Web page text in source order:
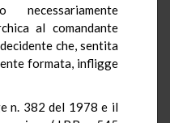
al comandante
che, sentita
formata, infligge
n. 382 del 1978 e il